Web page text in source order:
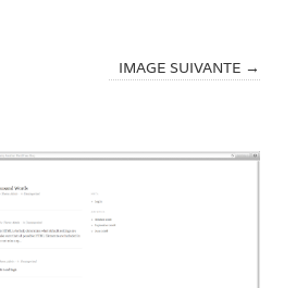
IMAGE SUIVANTE →